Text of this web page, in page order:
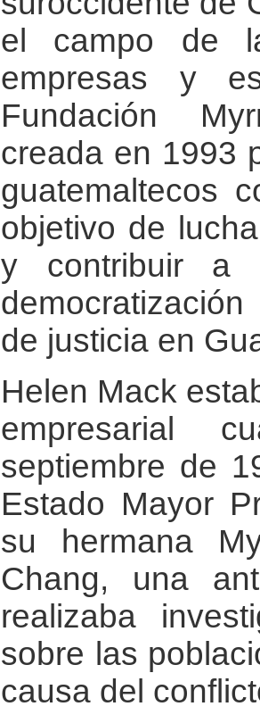
el campo de
empresas y
Fundación
creada en 1993
guatemaltecos
objetivo de
y contribuir a
de justicia en
Helen Mack
empresarial
septiembre de
Estado Mayor
su hermana
Chang, una
realizaba
sobre las
causa del